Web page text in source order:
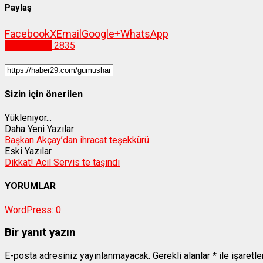
Paylaş
FacebookXEmail Google+WhatsApp
2835
Sizin için önerilen
Yükleniyor...
Daha Yeni Yazılar
Başkan Akçay’dan ihracat teşekkürü
Eski Yazılar
Dikkat! Acil Servis te taşındı
YORUMLAR
WordPress: 0
Bir yanıt yazın
E-posta adresiniz yayınlanmayacak. Gerekli alanlar * ile